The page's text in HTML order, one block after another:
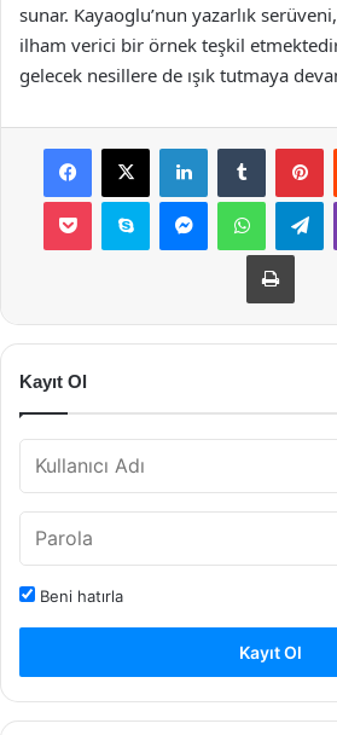
sunar. Kayaoglu’nun yazarlık
ilham verici bir örnek teşkil
gelecek nesillere de ışık tutmaya
Facebook
X LinkedInTumblr
Pocket Skype Messenger
Kayıt Ol
Beni hatırla
Kayıt Ol